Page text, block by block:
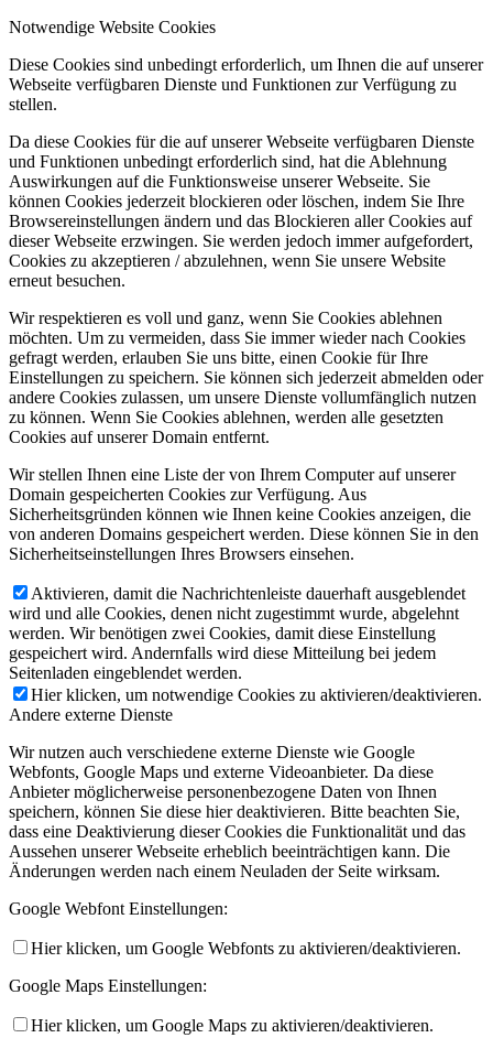
Notwendige Website Cookies
Diese Cookies sind unbedingt erforderlich, um Ihnen die auf unserer
Webseite verfügbaren Dienste und Funktionen zur Verfügung zu
stellen.
Da diese Cookies für die auf unserer Webseite verfügbaren Dienste
und Funktionen unbedingt erforderlich sind, hat die Ablehnung
Auswirkungen auf die Funktionsweise unserer Webseite. Sie
können Cookies jederzeit blockieren oder löschen, indem Sie Ihre
Browsereinstellungen ändern und das Blockieren aller Cookies auf
dieser Webseite erzwingen. Sie werden jedoch immer aufgefordert,
Cookies zu akzeptieren / abzulehnen, wenn Sie unsere Website
erneut besuchen.
Wir respektieren es voll und ganz, wenn Sie Cookies ablehnen
möchten. Um zu vermeiden, dass Sie immer wieder nach Cookies
gefragt werden, erlauben Sie uns bitte, einen Cookie für Ihre
Einstellungen zu speichern. Sie können sich jederzeit abmelden oder
andere Cookies zulassen, um unsere Dienste vollumfänglich nutzen
zu können. Wenn Sie Cookies ablehnen, werden alle gesetzten
Cookies auf unserer Domain entfernt.
Wir stellen Ihnen eine Liste der von Ihrem Computer auf unserer
Domain gespeicherten Cookies zur Verfügung. Aus
Sicherheitsgründen können wie Ihnen keine Cookies anzeigen, die
von anderen Domains gespeichert werden. Diese können Sie in den
Sicherheitseinstellungen Ihres Browsers einsehen.
Aktivieren, damit die Nachrichtenleiste dauerhaft ausgeblendet
wird und alle Cookies, denen nicht zugestimmt wurde, abgelehnt
werden. Wir benötigen zwei Cookies, damit diese Einstellung
gespeichert wird. Andernfalls wird diese Mitteilung bei jedem
Seitenladen eingeblendet werden.
Hier klicken, um notwendige Cookies zu aktivieren/deaktivieren.
Andere externe Dienste
Wir nutzen auch verschiedene externe Dienste wie Google
Webfonts, Google Maps und externe Videoanbieter. Da diese
Anbieter möglicherweise personenbezogene Daten von Ihnen
speichern, können Sie diese hier deaktivieren. Bitte beachten Sie,
dass eine Deaktivierung dieser Cookies die Funktionalität und das
Aussehen unserer Webseite erheblich beeinträchtigen kann. Die
Änderungen werden nach einem Neuladen der Seite wirksam.
Google Webfont Einstellungen:
Hier klicken, um Google Webfonts zu aktivieren/deaktivieren.
Google Maps Einstellungen:
Hier klicken, um Google Maps zu aktivieren/deaktivieren.